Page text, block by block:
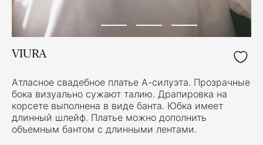
VIURA
Атласное свадебное платье А-силуэта. Прозрачные
бока визуально сужают талию. Драпировка на
корсете выполнена в виде банта. Юбка имеет
длинный шлейф. Платье можно дополнить
объемным бантом с длинными лентами.